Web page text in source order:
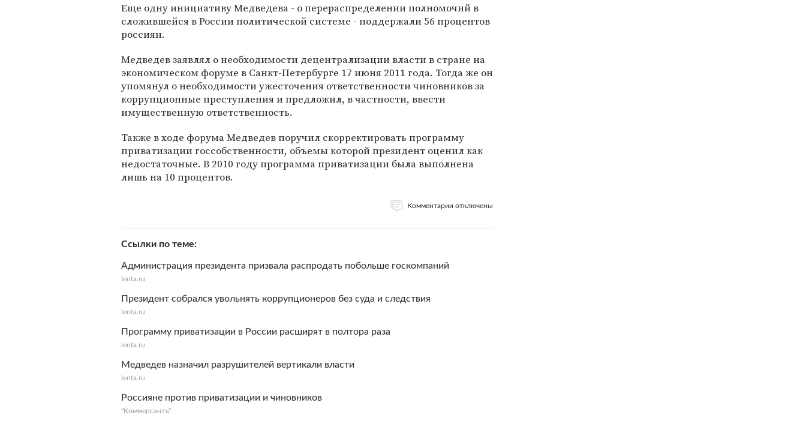
Еще одну инициативу Медведева - о перераспределении полномочий в
сложившейся в России политической системе - поддержали 56 процентов
россиян.
Медведев заявлял о необходимости децентрализации власти в стране на
экономическом форуме в Санкт-Петербурге 17 июня 2011 года. Тогда же он
упомянул о необходимости ужесточения ответственности чиновников за
коррупционные преступления и предложил, в частности, ввести
имущественную ответственность.
Также в ходе форума Медведев поручил скорректировать программу
приватизации госсобственности, объемы которой президент оценил как
недостаточные. В 2010 году программа приватизации была выполнена
лишь на 10 процентов.
Комментарии отключены
Ссылки по теме
Администрация президента призвала распродать побольше госкомпаний
lenta.ru
Президент собрался увольнять коррупционеров без суда и следствия
lenta.ru
Программу приватизации в России расширят в полтора раза
lenta.ru
Медведев назначил разрушителей вертикали власти
lenta.ru
Россияне против приватизации и чиновников
"Коммерсантъ"